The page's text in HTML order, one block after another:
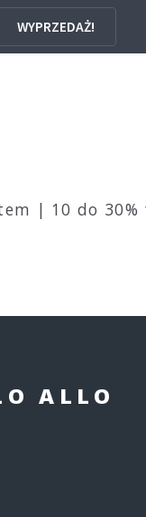
WYPRZEDAŻ!